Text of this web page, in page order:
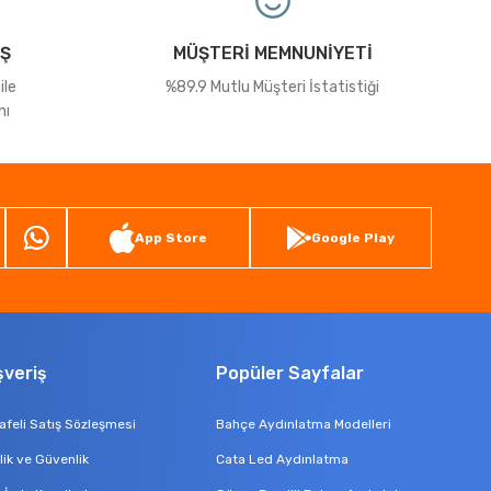
MÜŞTERİ MEMNUNİYETİ
%89.9 Mutlu Müşteri İstatistiği
App Store Google Play
Satış Sözleşmesi
ve Güvenlik
Popüler Sayfalar
Bahçe Aydınlatma Modelleri
Cata Led Aydınlatma